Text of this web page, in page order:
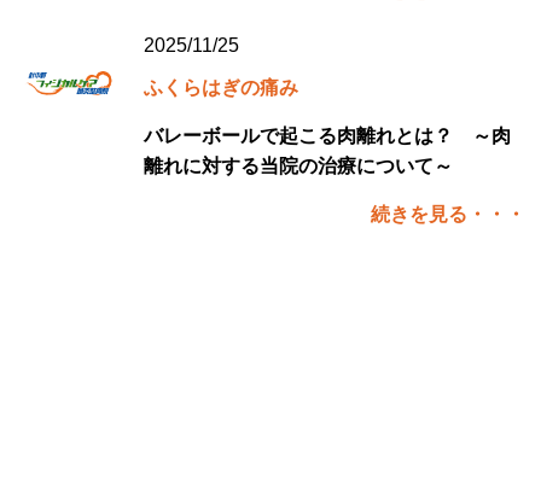
2025/11/25
ふくらはぎの痛み
バレーボールで起こる肉離れとは？ ～肉
離れに対する当院の治療について～
続きを見る・・・